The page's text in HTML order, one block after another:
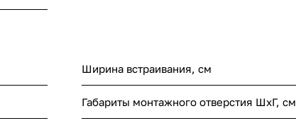
Ширина встраивания, см
Габариты монтажного отверстия ШхГ, см